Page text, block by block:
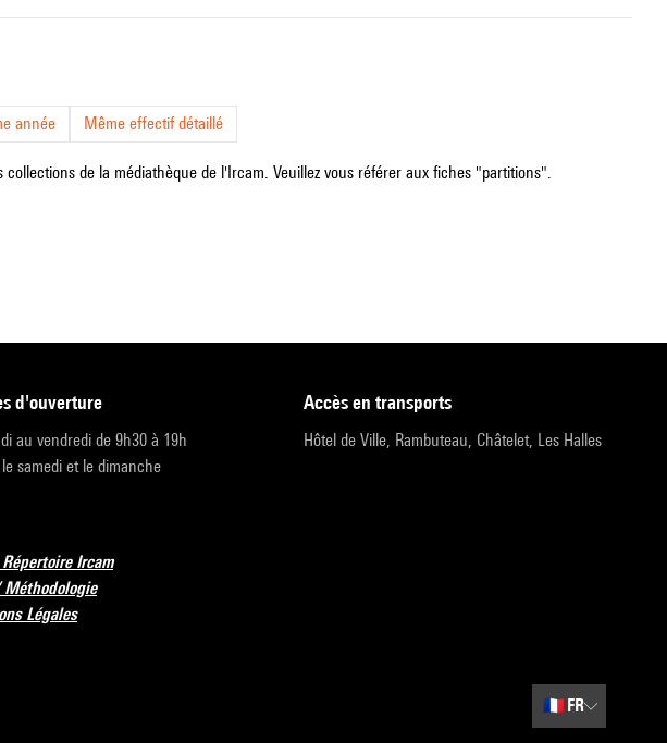
année Même effectif détaillé
de la médiathèque de l'Ircam. Veuillez vous référer aux fiches "partitions".
d'ouverture
au vendredi de 9h30 à 19h
samedi et le dimanche
accès en transports
Hôtel de Ville, Rambuteau, Châtelet, Les Halles
Ircam
Méthodologie
Légales
🇫🇷 FR